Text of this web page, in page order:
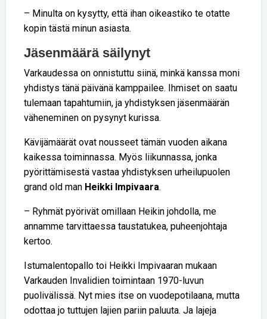
– Minulta on kysytty, että ihan oikeastiko te otatte
kopin tästä minun asiasta.
Jäsenmäärä säilynyt
Varkaudessa on onnistuttu siinä, minkä kanssa moni
yhdistys tänä päivänä kamppailee. Ihmiset on saatu
tulemaan tapahtumiin, ja yhdistyksen jäsenmäärän
väheneminen on pysynyt kurissa.
Kävijämäärät ovat nousseet tämän vuoden aikana
kaikessa toiminnassa. Myös liikunnassa, jonka
pyörittämisestä vastaa yhdistyksen urheilupuolen
grand old man Heikki Impivaara.
– Ryhmät pyörivät omillaan Heikin johdolla, me
annamme tarvittaessa taustatukea, puheenjohtaja
kertoo.
Istumalentopallo toi Heikki Impivaaran mukaan
Varkauden Invalidien toimintaan 1970-luvun
puolivälissä. Nyt mies itse on vuodepotilaana, mutta
odottaa jo tuttujen lajien pariin paluuta. Ja lajeja